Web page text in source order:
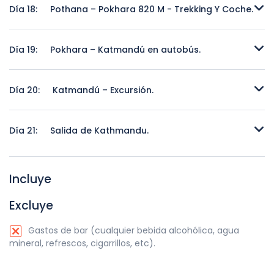
Día 18:
Pothana – Pokhara 820 M - Trekking Y Coche.
Día 19:
Pokhara – Katmandú en autobús.
Día 20:
Katmandú – Excursión.
Día 21:
Salida de Kathmandu.
Salida de Kathmandu.
Incluye
Excluye
Gastos de bar (cualquier bebida alcohólica, agua
mineral, refrescos, cigarrillos, etc).